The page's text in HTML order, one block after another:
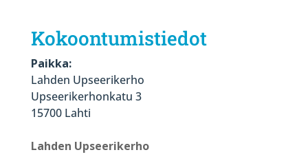
Kokoontumistiedot
Paikka:
Lahden Upseerikerho
Upseerikerhonkatu 3
15700 Lahti
Lahden Upseerikerho